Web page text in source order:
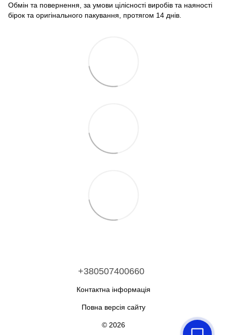
Обмін та повернення, за умови цілісності виробів та наяності
бірок та оригінального пакування, протягом 14 днів.
+380507400660
Контактна інформація
Повна версія сайту
© 2026